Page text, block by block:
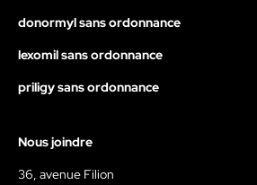
donormyl sans ordonnance
lexomil sans ordonnance
priligy sans ordonnance
Nous joindre
36, avenue Filion